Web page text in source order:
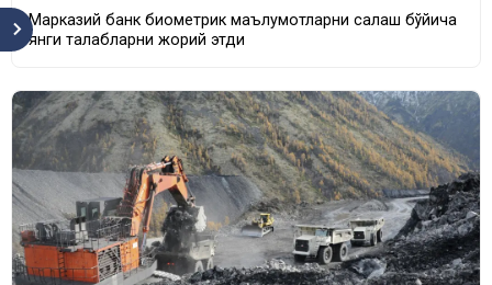
Марказий банк биометрик маълумотларни сақлаш бўйича
янги талабларни жорий этди